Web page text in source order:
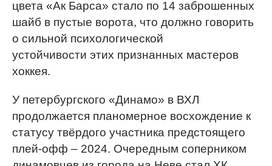
цвета «Ак Барса» стало по 14 заброшенных
шайб в пустые ворота, что должно говорить
о сильной психологической
устойчивости этих признанных мастеров
хоккея.
У петербургского «Динамо» в ВХЛ
продолжается планомерное восхождение к
статусу твёрдого участника предстоящего
плей-офф – 2024. Очередным соперником